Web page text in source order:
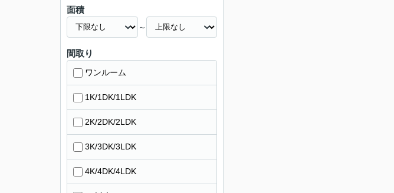
面積
～
間取り
ワンルーム
1K/1DK/1LDK
2K/2DK/2LDK
3K/3DK/3LDK
4K/4DK/4LDK